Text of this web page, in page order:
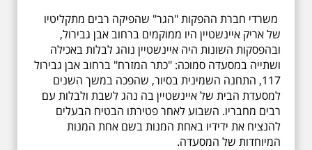
משרדי חברת ההפקות "הגר" שהפיקה רבים מתקליטיו
של אריק איינשטיין היו ממוקמים ברחוב אבן גבירול,
ובהפסקות השונות היה איינשטיין נוהג לבלות באכילה
ושתייה במסעדה סמוכה: "כתר המזרח" ברחוב אבן גבירול
117, התחנה השמינית בסיור, שהפכה במשך השנים
למסעדת הבית של איינשטיין בה נהג לשבת ולבלות עם
רבים מחבריו. השבוע לאחר פטירתו הבטיח הבעלים
להנציח את ידידיו באחת המנות בשם אחת המנות
המיוחדות של המסעדה.